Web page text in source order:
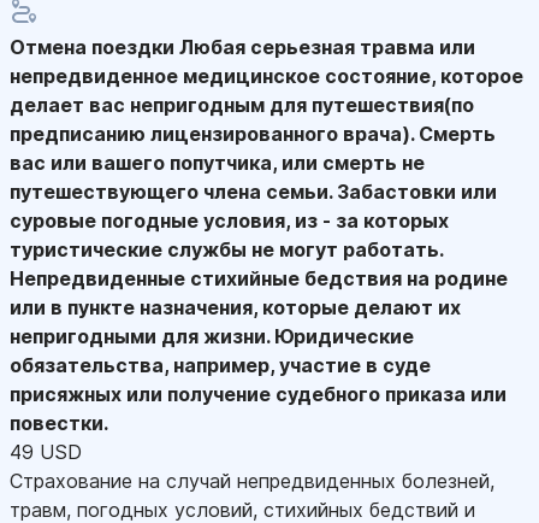
Отмена поездки Любая серьезная травма или
непредвиденное медицинское состояние, которое
делает вас непригодным для путешествия(по
предписанию лицензированного врача). Смерть
вас или вашего попутчика, или смерть не
путешествующего члена семьи. Забастовки или
суровые погодные условия, из - за которых
туристические службы не могут работать.
Непредвиденные стихийные бедствия на родине
или в пункте назначения, которые делают их
непригодными для жизни. Юридические
обязательства, например, участие в суде
присяжных или получение судебного приказа или
повестки.
49 USD
Страхование на случай непредвиденных болезней,
травм, погодных условий, стихийных бедствий и